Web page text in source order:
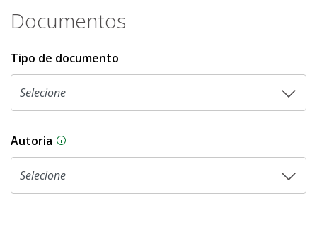
Documentos
Tipo de documento
Autoria As proposições legislativas na CLDF podem